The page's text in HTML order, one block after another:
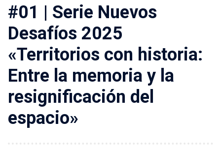
FACULTAD DE ARQUITECTURA, DISEÑO Y ESTUDIOS URBANOS
#01 | Serie Nuevos
Desafíos 2025
«Territorios con historia:
Entre la memoria y la
resignificación del
espacio»